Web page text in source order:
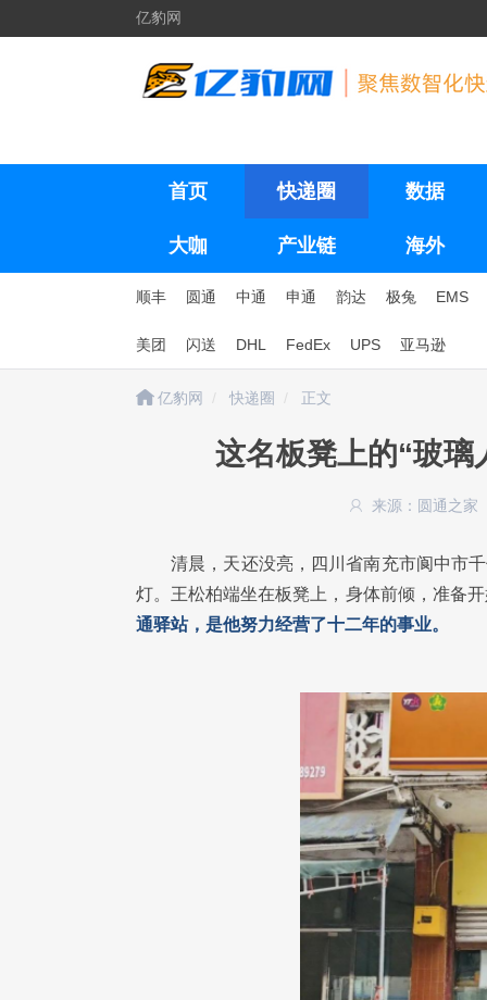
亿豹网
首页 快递圈 数据
大咖 产业链 海外
顺丰 圆通 中通 申通 韵达 极兔 EMS
美团 闪送 DHL FedEx UPS 亚马逊
亿豹网 快递圈 正文
这名板凳上的“玻璃
来源：圆通之家
清晨，天还没亮，四川省南充市阆中市
灯。王松柏端坐在板凳上，身体前倾，准备
通驿站，是他努力经营了十二年的事业。